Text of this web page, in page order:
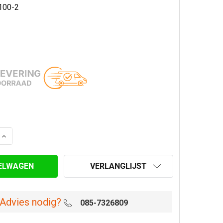
2
VAN DAKDOORVOER SET PREMIUM ZWART 100
VERHOOG AANTAL VAN DAKDOORVOER SET PREMIUM
VERLANGLIJST
Advies nodig? 085-7326809